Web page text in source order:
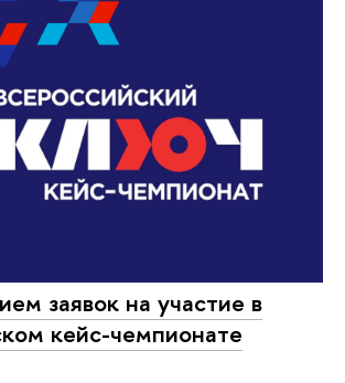
заявок на участие в
кейс-чемпионате